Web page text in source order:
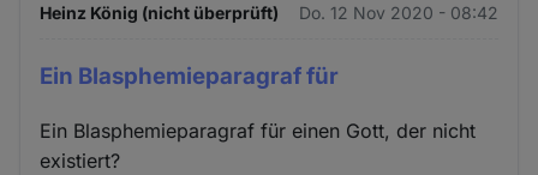
Heinz König (nicht überprüft) Do. 12 Nov 2020 - 08:42
Ein Blasphemieparagraf für
Ein Blasphemieparagraf für einen Gott, der nicht
existiert?